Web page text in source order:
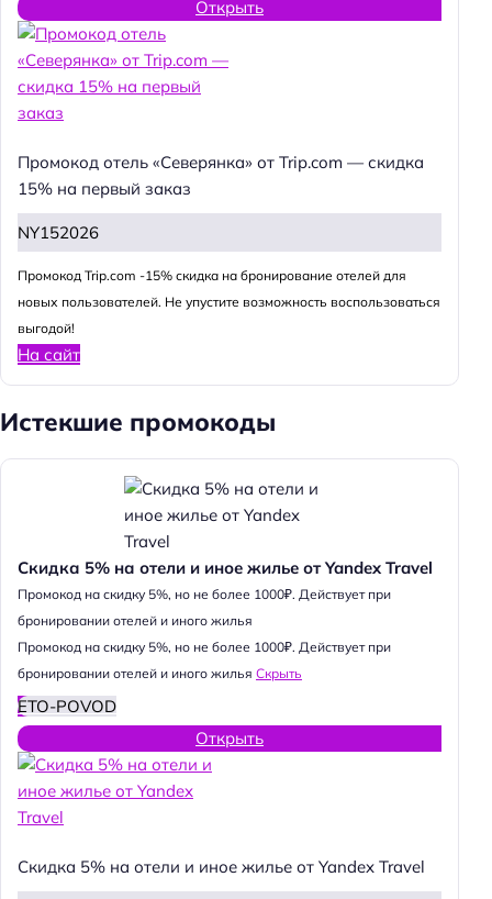
Открыть
Промокод отель «Северянка» от Trip.com — скидка
15% на первый заказ
NY152026
Промокод Trip.com -15% скидка на бронирование отелей для
новых пользователей. Не упустите возможность воспользоваться
выгодой!
На сайт
Истекшие промокоды
Скидка 5% на отели и иное жилье от Yandex Travel
Промокод на скидку 5%, но не более 1000₽. Действует при
бронировании отелей и иного жилья
Промокод на скидку 5%, но не более 1000₽. Действует при
бронировании отелей и иного жилья Скрыть
ETO-POVOD
Открыть
Скидка 5% на отели и иное жилье от Yandex Travel